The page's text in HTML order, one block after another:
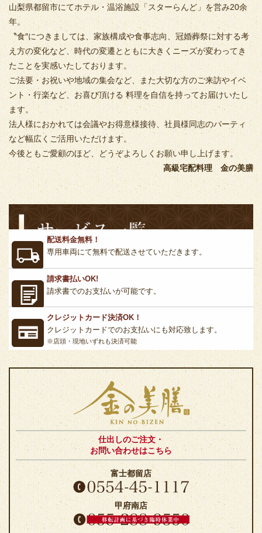
山梨県都留市にてホテル・温浴施設「スターらんど」を営み20余
年。
〝食″につきましては、家族構成や食事志向、冠婚葬祭に対する考
え方の変化など、時代の変遷とともに大きくニーズが変わってき
たことを実感いたしております。
ご法要・お祝いや地域の集会など、また大切な方のご来訪やイベ
ント・行楽など、お喜び頂ける 料理を自信を持ってお届けいたし
ます。
法人様におかれては会議やお得意様接待、社員様同志のパーティ
など幅広くご活用いただけます。
今後ともご愛顧のほど、どうぞよろしくお願い申し上げます。
高級宅配料理 金の美膳
配送料金無料！
専用車両にて無料で配送させていただきます。
請求書払いOK!
請求書でのお支払いが可能です。
クレジットカード決済OK！
クレジットカードでのお支払いにも対応致します。
※店頭・現地いずれも決済可能
仕出しのご注文・
お問い合わせはこちら
富士都留店
甲府南店